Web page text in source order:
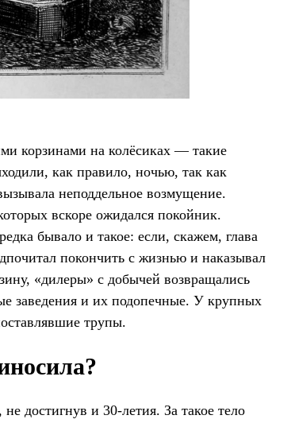
корзинами на колёсиках — такие
как правило, ночью, так как
неподдельное возмущение.
вскоре ожидался покойник.
бывало и такое: если, скажем, глава
покончить с жизнью и наказывал
«дилеры» с добычей возвращались
заведения и их подопечные. У крупных
трупы.
достигнув и 30-летия. За такое тело